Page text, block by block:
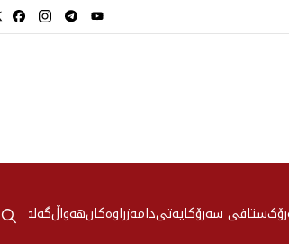
ستافی سەرۆکایەتیدامەزراوەکانهه‌واڵگەلەری
⚲